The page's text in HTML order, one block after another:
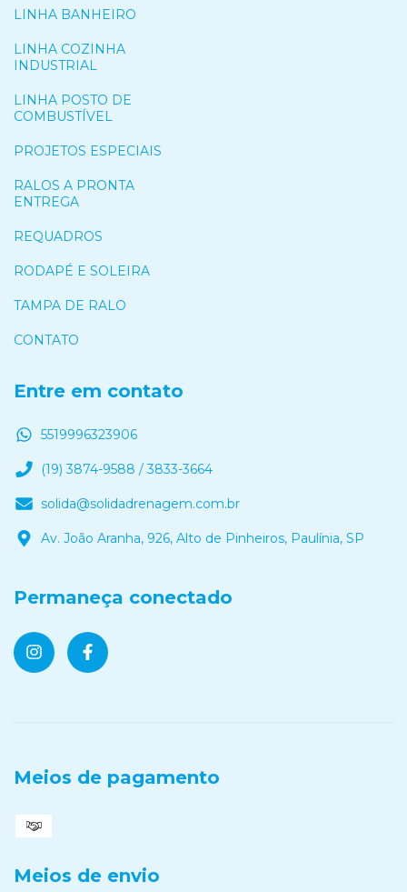
LINHA BANHEIRO
LINHA COZINHA
INDUSTRIAL
LINHA POSTO DE
COMBUSTÍVEL
PROJETOS ESPECIAIS
RALOS A PRONTA
ENTREGA
REQUADROS
RODAPÉ E SOLEIRA
TAMPA DE RALO
CONTATO
Entre em contato
5519996323906
(19) 3874-9588 / 3833-3664
solida@solidadrenagem.com.br
Av. João Aranha, 926, Alto de Pinheiros, Paulínia, SP
Permaneça conectado
Meios de pagamento
Meios de envio